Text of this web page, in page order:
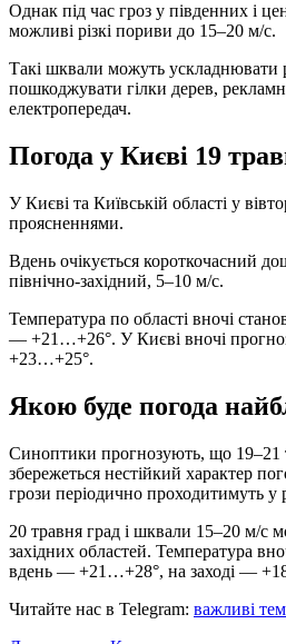
Однак під час гроз у південних і
можливі різкі пориви до 15–20 м/с.
Такі шквали можуть ускладнювати
пошкоджувати гілки дерев, рекламні
електропередач.
Погода у Києві 19
У Києві та Київській області у
проясненнями.
Вдень очікується короткочасний
північно-західний, 5–10 м/с.
Температура по області вночі
— +21…+26°. У Києві вночі
+23…+25°.
Якою буде погода
Синоптики прогнозують, що 19–21
збережеться нестійкий характер
грози періодично проходитимуть у
20 травня град і шквали 15–20 м/с
західних областей. Температура
вдень — +21…+28°, на заході —
Читайте нас в Telegram: важливі